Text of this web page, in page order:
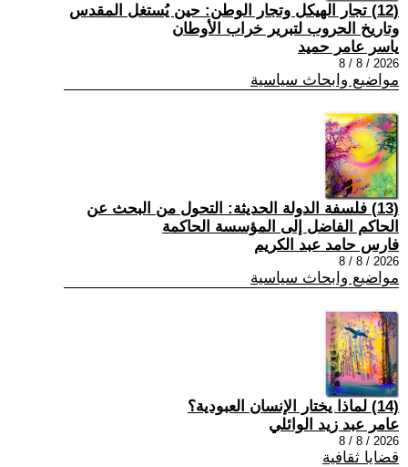
(12) تجار الهيكل وتجار الوطن: حين يُستغل المقدس
وتاريخ الحروب لتبرير خراب الأوطان
ياسر عامر حميد
2026 / 8 / 8
مواضيع وابحاث سياسية
(13) فلسفة الدولة الحديثة: التحول من البحث عن
الحاكم الفاضل إلى المؤسسة الحاكمة
فارس حامد عبد الكريم
2026 / 8 / 8
مواضيع وابحاث سياسية
(14) لماذا يختار الإنسان العبودية؟
عامر عبد زيد الوائلي
2026 / 8 / 8
قضايا ثقافية